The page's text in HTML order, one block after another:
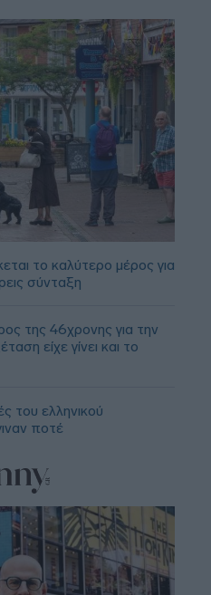
το καλύτερο μέρος για
σύνταξη
της 46χρονης για την
είχε γίνει και το
του ελληνικού
ποτέ